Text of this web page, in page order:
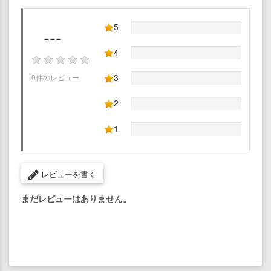
---
0件のレビュー
5
4
3
2
1
レビューを書く
まだレビューはありません。